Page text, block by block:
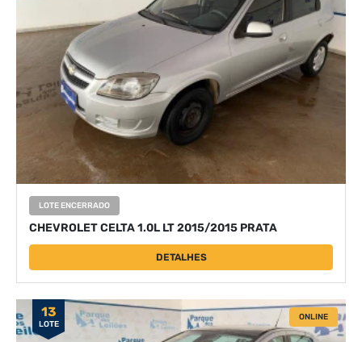
LOTE ENCERRADO
CHEVROLET CELTA 1.0L LT 2015/2015 PRATA
DETALHES
13
LOTE
ONLINE